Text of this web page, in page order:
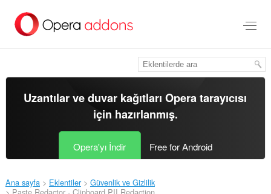
içeriğe
Uzantılar ve duvar kağıtlarıOpera tarayıcısı
için hazırlanmış.
Opera'yı İndir Free for Android
Ana sayfa Eklentiler
Güvenlik ve Gizlilik